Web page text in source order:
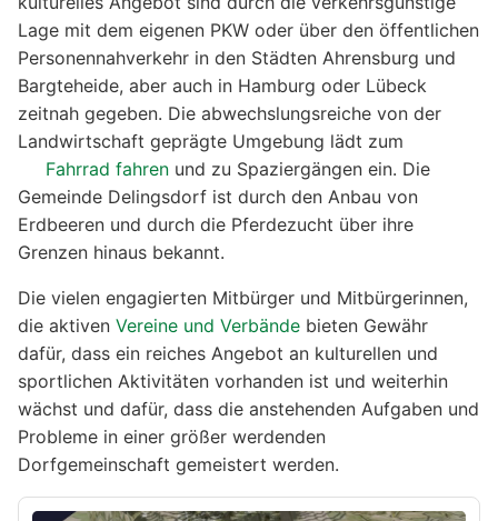
Lage mit dem eigenen PKW oder über den öffentlichen
Personennahverkehr in den Städten Ahrensburg und
Bargteheide, aber auch in Hamburg oder Lübeck
zeitnah gegeben. Die abwechslungsreiche von der
Landwirtschaft geprägte Umgebung lädt zum
Fahrrad fahren und zu Spaziergängen ein. Die
Gemeinde Delingsdorf ist durch den Anbau von
Erdbeeren und durch die Pferdezucht über ihre
Grenzen hinaus bekannt.
Die vielen engagierten Mitbürger und Mitbürgerinnen,
die aktiven Vereine und Verbände bieten Gewähr
dafür, dass ein reiches Angebot an kulturellen und
sportlichen Aktivitäten vorhanden ist und weiterhin
wächst und dafür, dass die anstehenden Aufgaben und
Probleme in einer größer werdenden
Dorfgemeinschaft gemeistert werden.